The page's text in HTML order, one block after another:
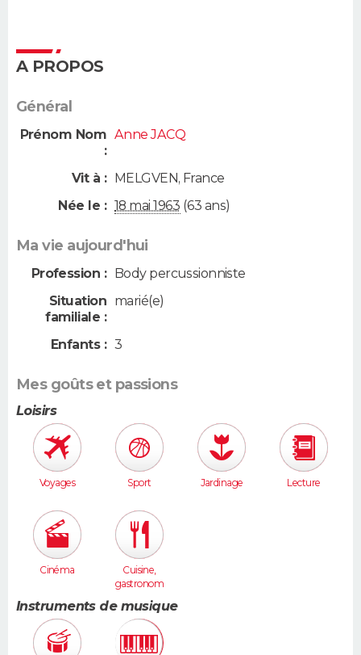
A PROPOS
Général
Prénom Nom
:
Anne JACQ
Vit à : MELGVEN, France
Née le : 18 mai 1963 (63 ans)
Ma vie aujourd'hui
Profession : Body percussionniste
Situation
familiale :
marié(e)
Enfants : 3
Mes goûts et passions
Loisirs
Voyages Sport Jardinage Lecture
Cinéma
Cuisine,
gastronom
Instruments de musique